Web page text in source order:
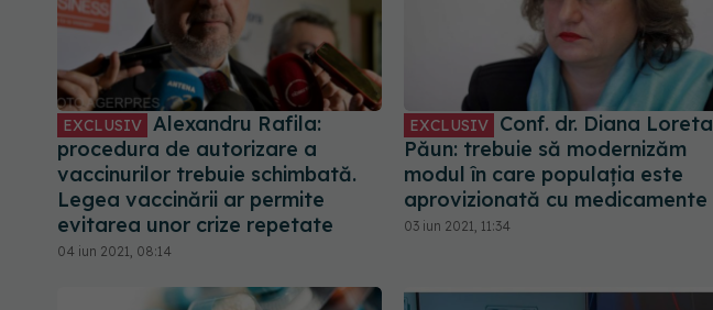
EXCLUSIV Alexandru Rafila:
procedura de autorizare a
vaccinurilor trebuie schimbată.
Legea vaccinării ar permite
evitarea unor crize repetate
04 iun 2021, 08:14
EXCLUSIV
Conf. dr. Diana Loreta
Păun: trebuie să modernizăm
modul în care populația este
aprovizionată cu medicamente
03 iun 2021, 11:34